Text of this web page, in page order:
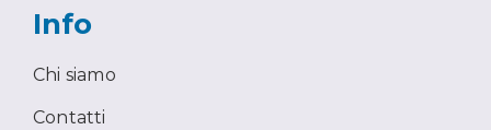
Info
Chi siamo
Contatti